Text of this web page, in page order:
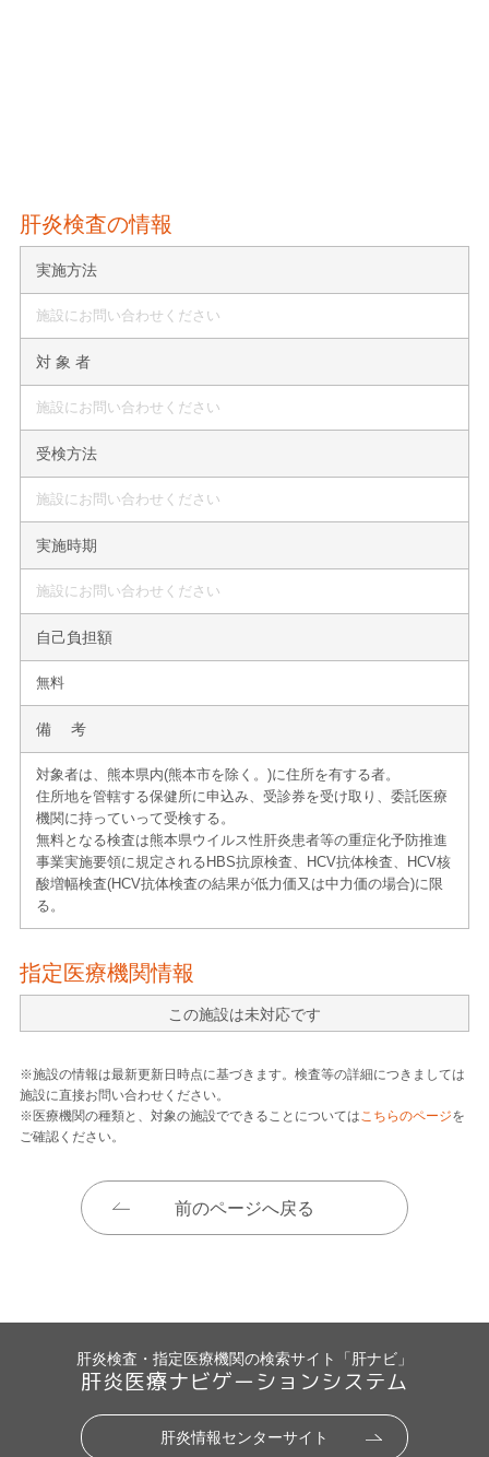
肝炎検査の情報
実施方法
施設にお問い合わせください
対 象 者
施設にお問い合わせください
受検方法
施設にお問い合わせください
実施時期
施設にお問い合わせください
自己負担額
無料
備 考
対象者は、熊本県内(熊本市を除く。)に住所を有する者。
住所地を管轄する保健所に申込み、受診券を受け取り、委託医療
機関に持っていって受検する。
無料となる検査は熊本県ウイルス性肝炎患者等の重症化予防推進
事業実施要領に規定されるHBS抗原検査、HCV抗体検査、HCV核
酸増幅検査(HCV抗体検査の結果が低力価又は中力価の場合)に限
る。
指定医療機関情報
この施設は未対応です
※施設の情報は最新更新日時点に基づきます。検査等の詳細につきましては
施設に直接お問い合わせください。
※医療機関の種類と、対象の施設でできることについてはこちらのページを
ご確認ください。
前のページへ戻る
肝炎検査・指定医療機関の検索サイト「肝ナビ」
肝炎医療ナビゲーションシステム
肝炎情報センターサイト